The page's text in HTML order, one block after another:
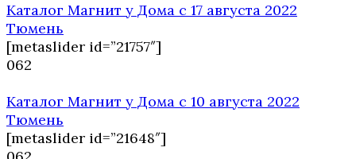
Каталог Магнит у Дома с 17 августа 2022
Тюмень
[metaslider id=”21757″]
062
Каталог Магнит у Дома с 10 августа 2022
Тюмень
[metaslider id=”21648″]